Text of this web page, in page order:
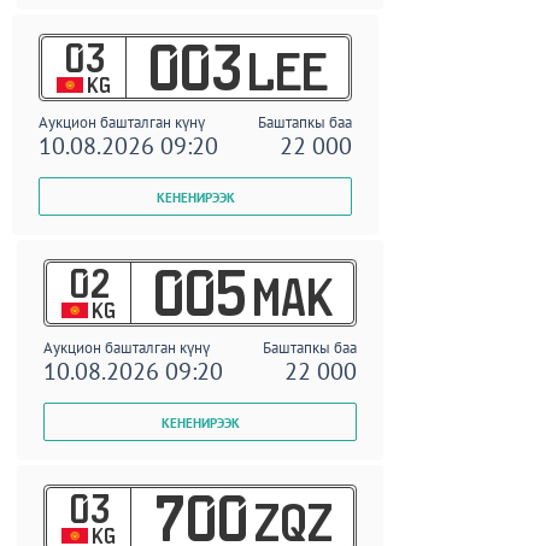
03
KG 003 LEE
Аукцион башталган күнү Баштапкы баа
10.08.2026 09:20 22 000
02
KG 005 MAK
Аукцион башталган күнү Баштапкы баа
10.08.2026 09:20 22 000
03
KG 700 ZQZ